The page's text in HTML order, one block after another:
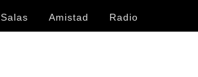
Salas Amistad Radio